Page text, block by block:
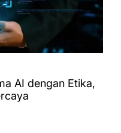
AI dengan Etika,